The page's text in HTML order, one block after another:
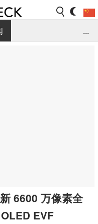
...
6600 万像素全
EVF